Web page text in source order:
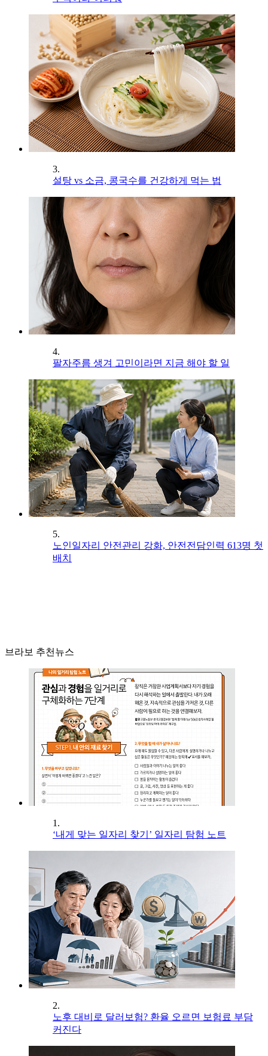
3.
설탕 vs 소금, 콩국수를 건강하게 먹는 법
4.
팔자주름 생겨 고민이라면 지금 해야 할 일
5.
노인일자리 안전관리 강화, 안전전담인력 613명 첫
배치
브라보 추천뉴스
1.
‘내게 맞는 일자리 찾기’ 일자리 탐험 노트
2.
노후 대비로 달러보험? 환율 오르면 보험료 부담
커진다